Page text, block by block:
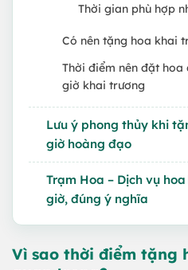
Thời gian phù hợp
Có nên tặng hoa khai
Thời điểm nên đặt
giờ khai trương
Lưu ý phong thủy khi
giờ hoàng đạo
Trạm Hoa – Dịch vụ
giờ, đúng ý nghĩa
Vì sao thời điểm tặng